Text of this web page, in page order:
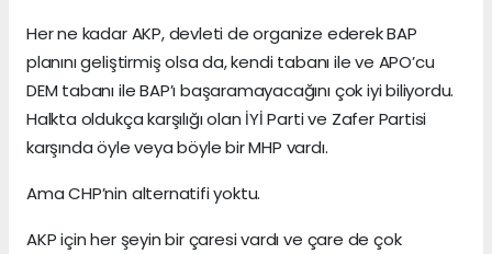
Her ne kadar AKP, devleti de organize ederek BAP
planını geliştirmiş olsa da, kendi tabanı ile ve APO’cu
DEM tabanı ile BAP’ı başaramayacağını çok iyi biliyordu.
Halkta oldukça karşılığı olan İYİ Parti ve Zafer Partisi
karşında öyle veya böyle bir MHP vardı.
Ama CHP’nin alternatifi yoktu.
AKP için her şeyin bir çaresi vardı ve çare de çok